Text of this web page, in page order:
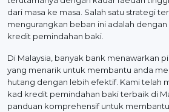
dari masa ke masa. Salah satu strategi
mengurangkan beban ini adalah
kredit pemindahan baki.
Di Malaysia, banyak bank menawarkan
yang menarik untuk membantu anda
hutang dengan lebih efektif. Kami telah
kad kredit pemindahan baki terbaik di
panduan komprehensif untuk